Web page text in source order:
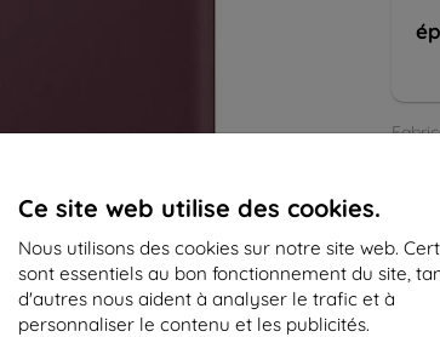
Ce site web utilise des cookies.
Nous utilisons des cookies sur notre site web.
sont essentiels au bon fonctionnement du site,
d'autres nous aident à analyser le trafic et à
personnaliser le contenu et les publicités.